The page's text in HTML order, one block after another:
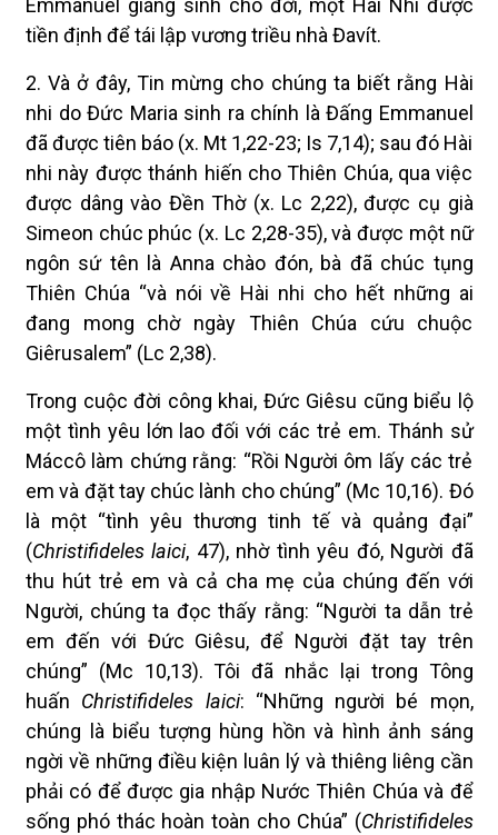
Emmanuel giáng sinh cho đời, một Hài Nhi được
tiền định để tái lập vương triều nhà Đavít.
2. Và ở đây, Tin mừng cho chúng ta biết rằng Hài
nhi do Đức Maria sinh ra chính là Đấng Emmanuel
đã được tiên báo (x. Mt 1,22-23; Is 7,14); sau đó Hài
nhi này được thánh hiến cho Thiên Chúa, qua việc
được dâng vào Đền Thờ (x. Lc 2,22), được cụ già
Simeon chúc phúc (x. Lc 2,28-35), và được một nữ
ngôn sứ tên là Anna chào đón, bà đã chúc tụng
Thiên Chúa “và nói về Hài nhi cho hết những ai
đang mong chờ ngày Thiên Chúa cứu chuộc
Giêrusalem” (Lc 2,38).
Trong cuộc đời công khai, Đức Giêsu cũng biểu lộ
một tình yêu lớn lao đối với các trẻ em. Thánh sử
Máccô làm chứng rằng: “Rồi Người ôm lấy các trẻ
em và đặt tay chúc lành cho chúng” (Mc 10,16). Đó
là một “tình yêu thương tinh tế và quảng đại”
(Christifideles laici, 47), nhờ tình yêu đó, Người đã
thu hút trẻ em và cả cha mẹ của chúng đến với
Người, chúng ta đọc thấy rằng: “Người ta dẫn trẻ
em đến với Đức Giêsu, để Người đặt tay trên
chúng” (Mc 10,13). Tôi đã nhắc lại trong Tông
huấn Christifideles laici: “Những người bé mọn,
chúng là biểu tượng hùng hồn và hình ảnh sáng
ngời về những điều kiện luân lý và thiêng liêng cần
phải có để được gia nhập Nước Thiên Chúa và để
sống phó thác hoàn toàn cho Chúa” (Christifideles